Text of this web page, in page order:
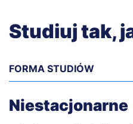
Studiuj tak,
FORMA STUDIÓW
Niestacjonarne